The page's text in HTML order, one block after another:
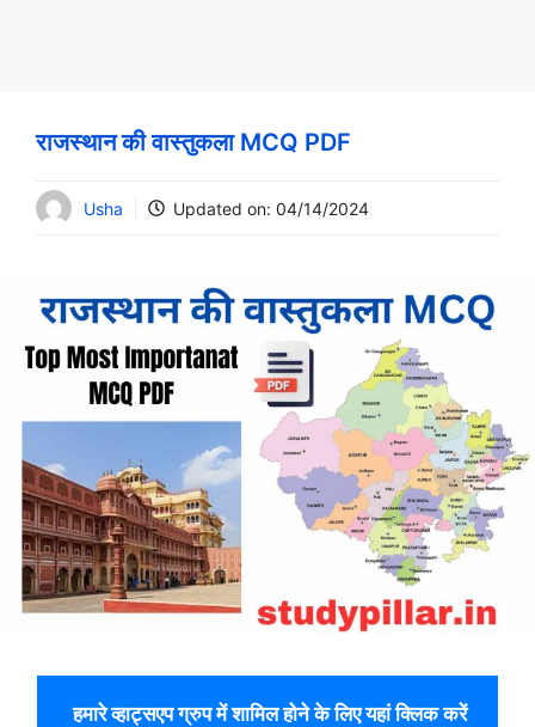
राजस्थान की वास्तुकला MCQ PDF
Usha Updated on: 04/14/2024
हमारे व्हाट्सएप ग्रुप में शामिल होने के लिए यहां क्लिक करें